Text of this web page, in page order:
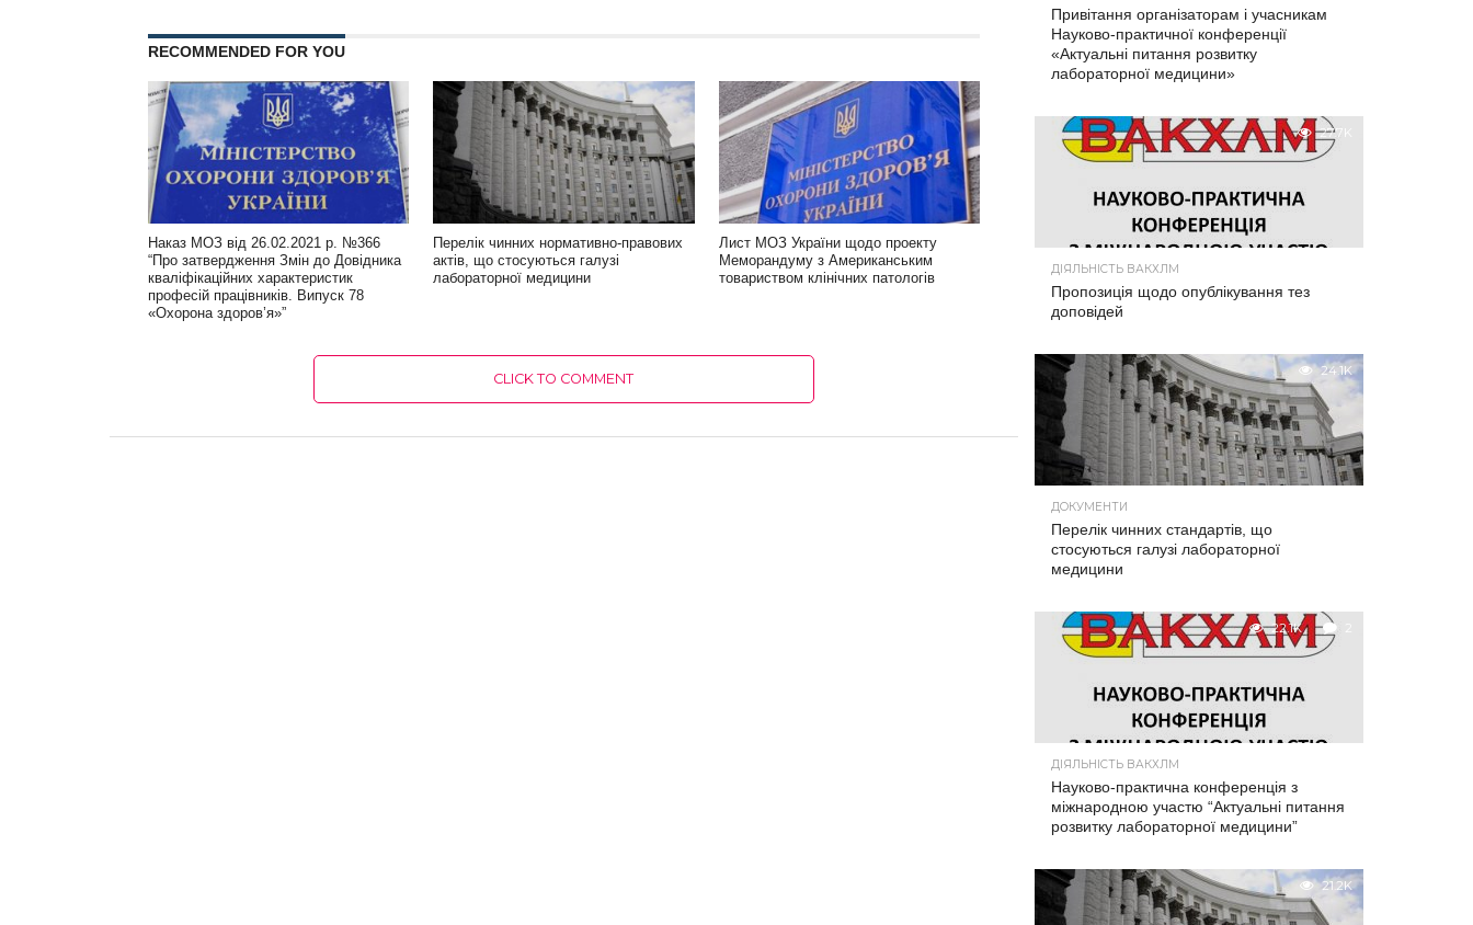
RECOMMENDED FOR YOU
Наказ МОЗ від 26.02.2021 р. №366
“Про затвердження Змін до Довідника
кваліфікаційних характеристик
професій працівників. Випуск 78
«Охорона здоров’я»”
Перелік чинних нормативно-правових
актів, що стосуються галузі
лабораторної медицини
Лист МОЗ України щодо проекту
Меморандуму з Американським
товариством клінічних патологів
CLICK TO COMMENT
Привітання організаторам і учасникам
Науково-практичної конференції
«Актуальні питання розвитку
лабораторної медицини»
27.7K
ДІЯЛЬНІСТЬ ВАКХЛМ
Пропозиція щодо опублікування тез
доповідей
24.1K
ДОКУМЕНТИ
Перелік чинних стандартів, що
стосуються галузі лабораторної
медицини
22.1K 2
ДІЯЛЬНІСТЬ ВАКХЛМ
Науково-практична конференція з
міжнародною участю “Актуальні питання
розвитку лабораторної медицини”
21.2K